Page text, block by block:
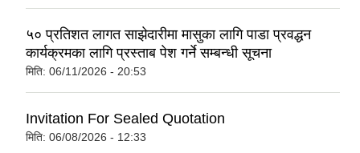
५० प्रतिशत लागत साझेदारीमा मासुका लागि पाडा प्रवद्धन
कार्यक्रमका लागि प्रस्ताब पेश गर्ने सम्बन्धी सूचना
मिति: 06/11/2026 - 20:53
Invitation For Sealed Quotation
मिति: 06/08/2026 - 12:33